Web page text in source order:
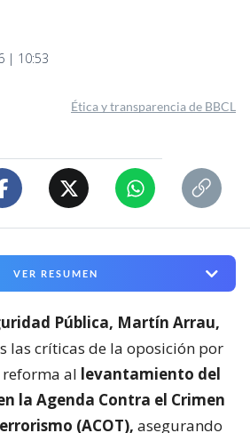
| 10:53
Ética y transparencia de BBCL
VER RESUMEN
Pública, Martín Arrau,
las críticas de la oposición por
reforma al levantamiento del
la Agenda Contra el Crimen
(ACOT), asegurando